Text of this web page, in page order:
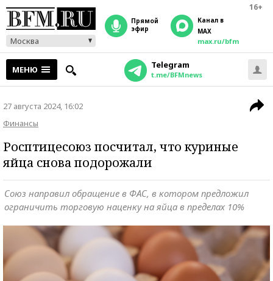
16+
Москва
прямой
эфир
Канал в
MAX
max.ru/bfm
МЕНЮ Telegram
t.me/BFMnews
27 августа 2024, 16:02
Финансы
Росптицесоюз посчитал, что куриные
яйца снова подорожали
Союз направил обращение в ФАС, в котором предложил
ограничить торговую наценку на яйца в пределах 10%